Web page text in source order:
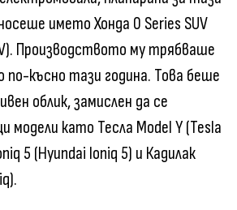
името Хонда 0 Series SUV
Производството му трябваше
по-късно тази година. Това беше
облик, замислен да се
модели като Тесла Model Y (Tesla
5 (Hyundai Ioniq 5) и Кадилак